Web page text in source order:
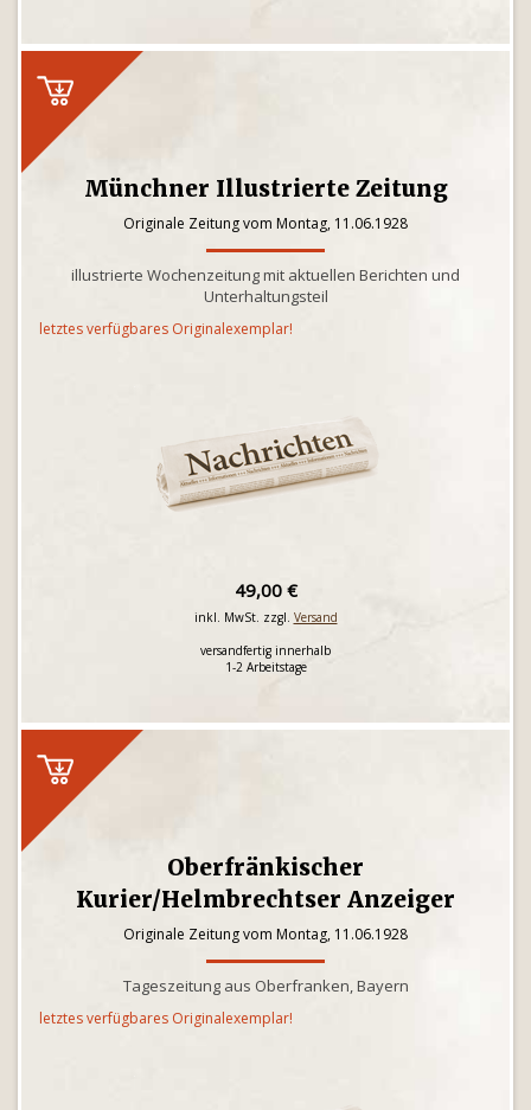
Münchner Illustrierte Zeitung
Originale Zeitung vom Montag, 11.06.1928
illustrierte Wochenzeitung mit aktuellen Berichten und
Unterhaltungsteil
letztes verfügbares Originalexemplar!
49,00 €
inkl. MwSt. zzgl. Versand
versandfertig innerhalb
1-2 Arbeitstage
Oberfränkischer
Kurier/Helmbrechtser Anzeiger
Originale Zeitung vom Montag, 11.06.1928
Tageszeitung aus Oberfranken, Bayern
letztes verfügbares Originalexemplar!